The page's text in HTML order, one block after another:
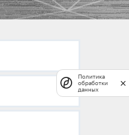
Политика
обработки
данных